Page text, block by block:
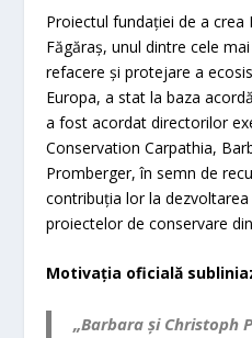
Proiectul fundației de a crea
Făgăraș, unul dintre cele
refacere și protejare a
Europa, a stat la baza
a fost acordat directorilor
Conservation Carpathia,
Promberger, în semn de
contribuția lor la
proiectelor de conservare
Motivația oficială
„Barbara și Christoph